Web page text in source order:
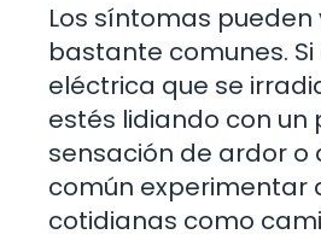
Los síntomas
bastante comunes.
eléctrica que se
estés lidiando con
sensación de ardor o
común experimentar
cotidianas como